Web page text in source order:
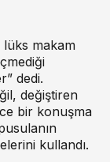
lüks makam
dedi.
değiştiren
bir konuşma
kullandı.